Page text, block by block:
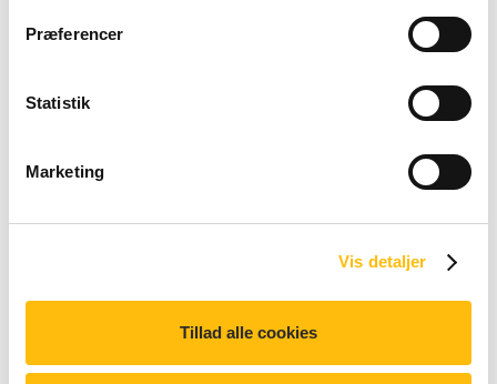
Præferencer
Statistik
Marketing
Vis detaljer
Tillad alle cookies